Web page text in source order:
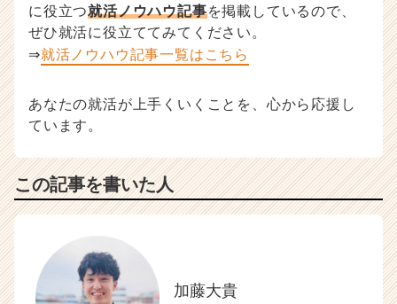
に役立つ就活ノウハウ記事を掲載しているので、
ぜひ就活に役立ててみてください。
⇒就活ノウハウ記事一覧はこちら
あなたの就活が上手くいくことを、心から応援し
ています。
この記事を書いた人
加藤大貴